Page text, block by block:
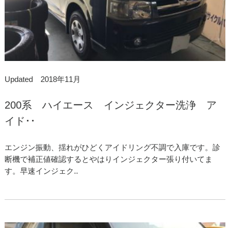
Updated 2018年11月
200系 ハイエース インジェクター洗浄 ア
イド･･
エンジン振動、揺れがひどくアイドリング不調で入庫です。診
断機で補正値確認するとやはりインジェクター張り付いてま
す。早速インジェク..